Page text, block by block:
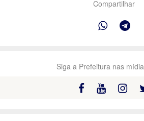
Compartilhar
Siga a Prefeitura nas